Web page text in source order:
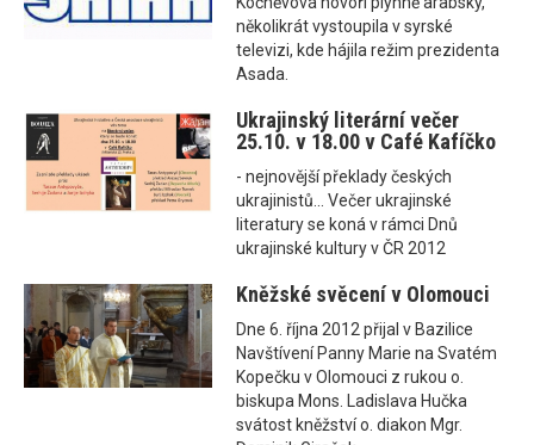
několikrát vystoupila v syrské
televizi, kde hájila režim prezidenta
Asada.
Ukrajinský literární večer
25.10. v 18.00 v Café Kafíčko
- nejnovější překlady českých
ukrajinistů... Večer ukrajinské
literatury se koná v rámci Dnů
ukrajinské kultury v ČR 2012
Kněžské svěcení v Olomouci
Dne 6. října 2012 přijal v Bazilice
Navštívení Panny Marie na Svatém
Kopečku v Olomouci z rukou o.
biskupa Mons. Ladislava Hučka
svátost kněžství o. diakon Mgr.